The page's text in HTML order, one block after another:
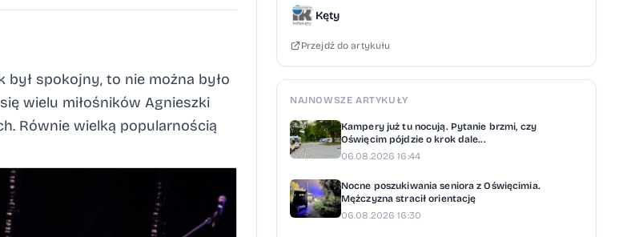
był spokojny, to nie można było
wielu miłośników Agnieszki
Równie wielką popularnością
Kęty
Przejdź do artykułu
NAJNOWSZE ARTYKUŁY
Kampery już tu nocują. Pytanie brzmi, czy
Oświęcim pójdzie o krok dale...
06.08.2026 16:44
Nocne poszukiwania seniora z Oświęcimia.
Mężczyzna stracił orientację
06.08.2026 16:30